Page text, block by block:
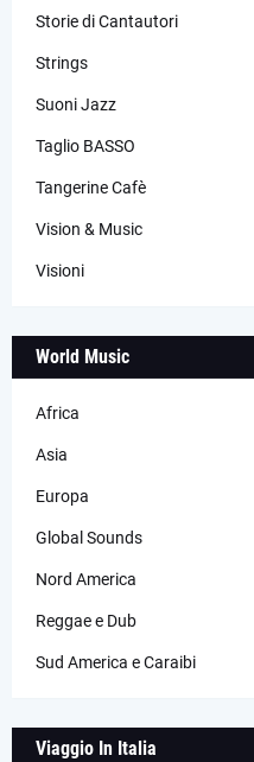
Storie di Cantautori
Strings
Suoni Jazz
Taglio BASSO
Tangerine Cafè
Vision & Music
Visioni
World Music
Africa
Asia
Europa
Global Sounds
Nord America
Reggae e Dub
Sud America e Caraibi
Viaggio In Italia